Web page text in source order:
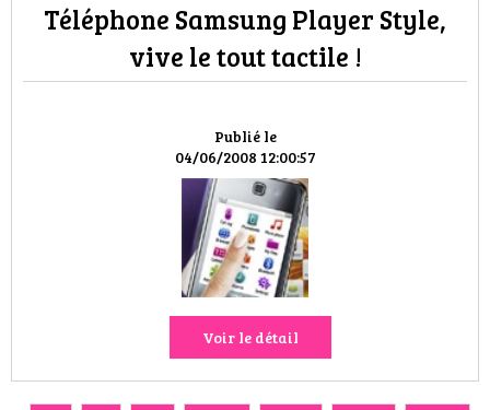
Publié le
04/06/2008 12:00:57
Téléphone Samsung Player Style,
vive le tout tactile !
Voir le détail